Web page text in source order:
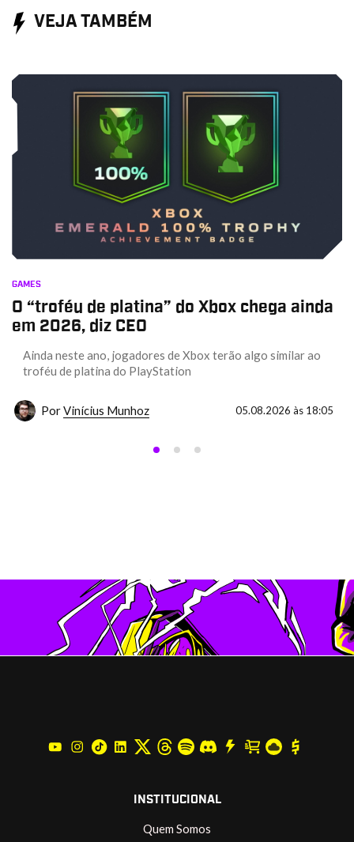
VEJA TAMBÉM
GAMES
O “troféu de platina” do Xbox chega ainda
em 2026, diz CEO
Ainda neste ano, jogadores de Xbox terão algo similar ao
troféu de platina do PlayStation
PorVinícius Munhoz 05.08.2026 às 18:05
INSTITUCIONAL
Quem Somos